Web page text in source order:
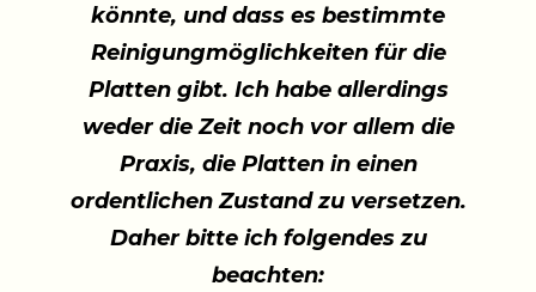
könnte, und dass es bestimmte
Reinigungmöglichkeiten für die
Platten gibt. Ich habe allerdings
weder die Zeit noch vor allem die
Praxis, die Platten in einen
ordentlichen Zustand zu versetzen.
Daher bitte ich folgendes zu
beachten: